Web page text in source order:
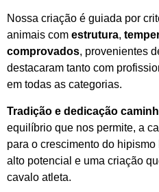
Nossa criação é guiada por
animais com estrutura,
comprovados, provenientes
destacaram tanto com
em todas as categorias.
Tradição e dedicação
equilíbrio que nos permite, a
para o crescimento do
alto potencial e uma criação
cavalo atleta.